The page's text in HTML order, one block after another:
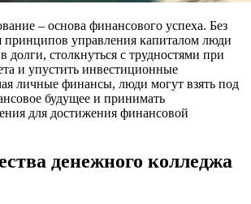
– основа финансового успеха. Без
принципов управления капиталом люди
долги, столкнуться с трудностями при
и упустить инвестиционные
личные финансы, люди могут взять под
будущее и принимать
для достижения финансовой
денежного колледжа